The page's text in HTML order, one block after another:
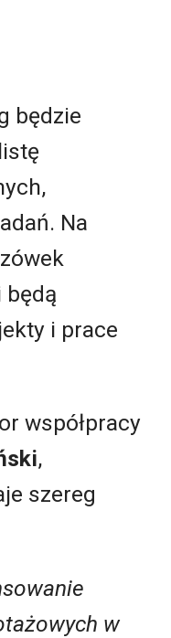
będzie
Na
i prace
współpracy
,
szereg
w